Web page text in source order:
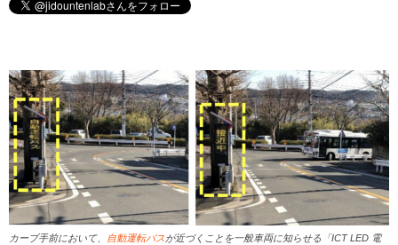
カーブ手前において、 自動運転バスが近づくことを一般車両に知らせる「ICT LED 電